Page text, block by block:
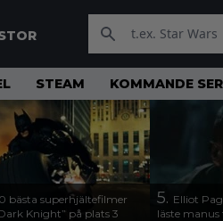
STEAM KOMMANDE
bästa superhjältefilmer
Knight” på plats 3
5. Elliot
läste manus